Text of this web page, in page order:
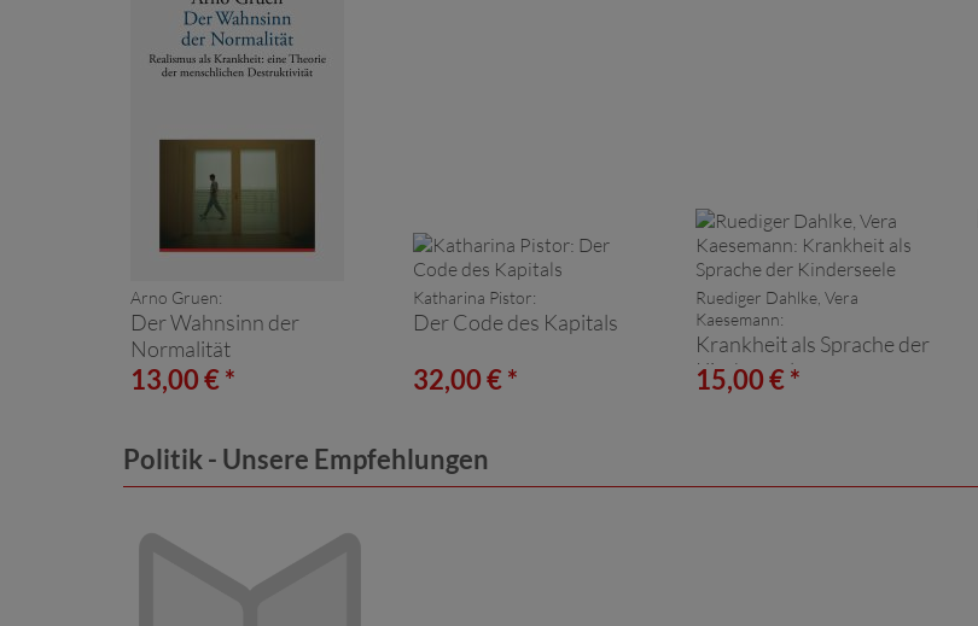
Arno Gruen:
Der Wahnsinn der
Normalität
13,00 € *
Katharina Pistor:
Der Code des Kapitals
32,00 € *
Ruediger Dahlke, Vera
Kaesemann:
Krankheit als Sprache der
Kinderseele
15,00 € *
Politik - Unsere Empfehlungen